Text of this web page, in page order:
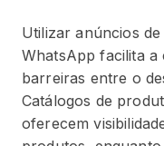
Utilizar anúncios
WhatsApp facilita a
barreiras entre o
Catálogos de
oferecem